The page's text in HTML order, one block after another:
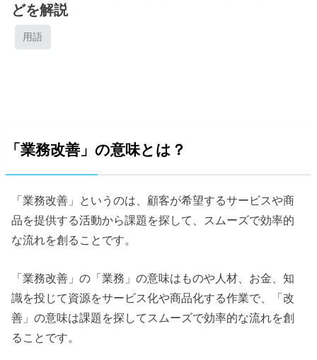
どを解説
用語
「業務改善」の意味とは？
「業務改善」というのは、顧客が希望するサービスや商
品を提供する活動から課題を探して、スムーズで効率的
な流れを創ることです。
「業務改善」の「業務」の意味はものや人材、お金、知
識を投じて資源をサービス化や商品化する作業で、「改
善」の意味は課題を探してスムーズで効率的な流れを創
ることです。